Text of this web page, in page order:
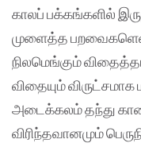
காலப் பக்கங்களில்
முளைத்த
நிலமெங்கும்
விதையும்
அடைக்கலம் தந்து
விரிந்தவானமும்